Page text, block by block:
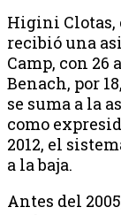
Higini Clotas,
recibió una
Camp, con 26
Benach, por
se suma a la
como
2012, el
a la baja.
Antes del